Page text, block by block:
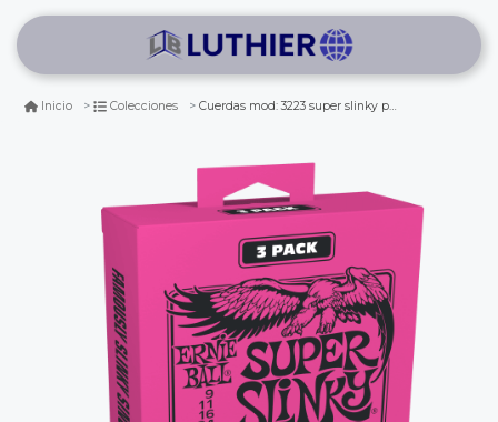
Inicio Colecciones Cuerdas mod: 3223 super slinky para guitarra electrica .009 - .042 (pack de 3 sets)